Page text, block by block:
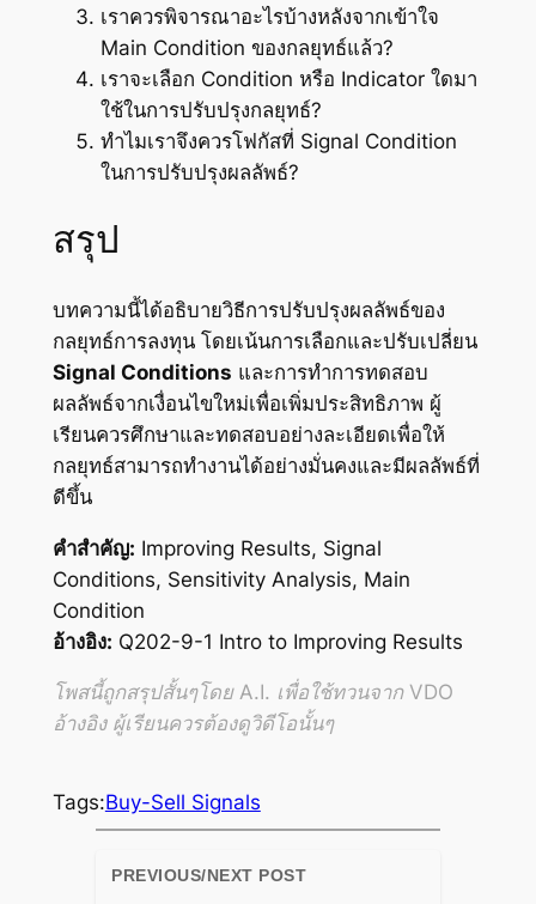
เราควรพิจารณาอะไรบ้างหลังจากเข้าใจ
Main Condition ของกลยุทธ์แล้ว?
เราจะเลือก Condition หรือ Indicator ใดมา
ใช้ในการปรับปรุงกลยุทธ์?
ทำไมเราจึงควรโฟกัสที่ Signal Condition
ในการปรับปรุงผลลัพธ์?
สรุป
บทความนี้ได้อธิบายวิธีการปรับปรุงผลลัพธ์ของ
กลยุทธ์การลงทุน โดยเน้นการเลือกและปรับเปลี่ยน
Signal Conditions และการทำการทดสอบ
ผลลัพธ์จากเงื่อนไขใหม่เพื่อเพิ่มประสิทธิภาพ ผู้
เรียนควรศึกษาและทดสอบอย่างละเอียดเพื่อให้
กลยุทธ์สามารถทำงานได้อย่างมั่นคงและมีผลลัพธ์ที่
ดีขึ้น
คำสำคัญ: Improving Results, Signal
Conditions, Sensitivity Analysis, Main
Condition
อ้างอิง: Q202-9-1 Intro to Improving Results
โพสนี้ถูกสรุปสั้นๆโดย A.I. เพื่อใช้ทวนจาก VDO
อ้างอิง ผู้เรียนควรต้องดูวิดีโอนั้นๆ
Tags:Buy-Sell Signals
PREVIOUS/NEXT POST